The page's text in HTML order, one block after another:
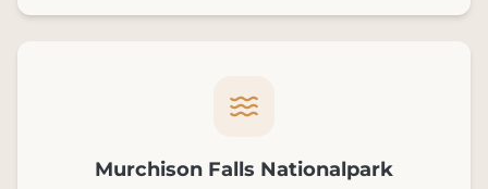
Murchison Falls Nationalpark